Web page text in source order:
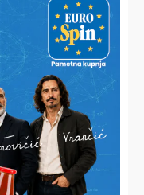
i oko još jedne